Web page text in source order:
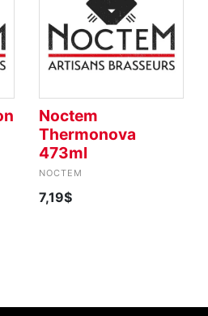
Noctem
Thermonova
473ml
NOCTEM
7,19$